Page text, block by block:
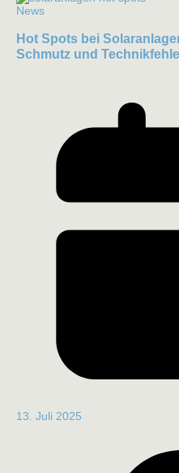
News
Hot Spots bei
Schmutz und
13. Juli 2025